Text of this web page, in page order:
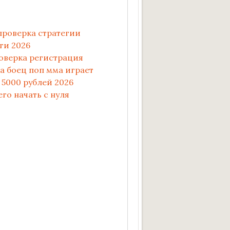
стратегии
2026
регистрация
поп мма играет
рублей 2026
начать с нуля